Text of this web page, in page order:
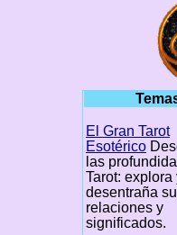
El Gran Tarot
Esotérico
las
Tarot: explora
desentraña
relaciones y
significados.